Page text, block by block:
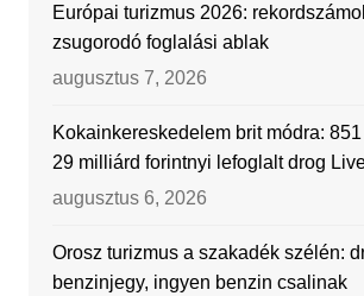
Európai turizmus 2026:
zsugorodó foglalási ablak
augusztus 7, 2026
Kokainkereskedelem brit módra:
29 milliárd forintnyi lefoglalt drog
augusztus 6, 2026
Orosz turizmus a szakadék szélén:
benzinjegy, ingyen benzin csalinak